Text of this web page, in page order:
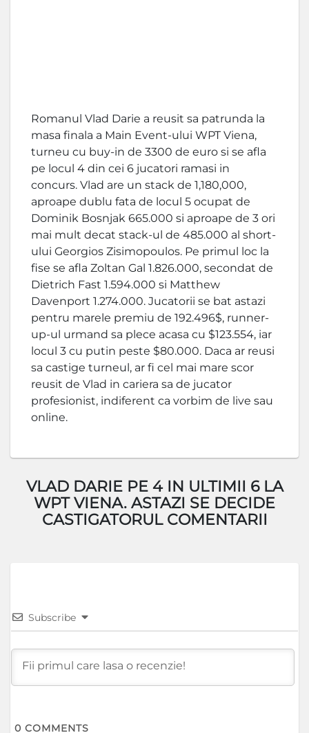
Romanul Vlad Darie a reusit sa patrunda la
masa finala a Main Event-ului WPT Viena,
turneu cu buy-in de 3300 de euro si se afla
pe locul 4 din cei 6 jucatori ramasi in
concurs. Vlad are un stack de 1,180,000,
aproape dublu fata de locul 5 ocupat de
Dominik Bosnjak 665.000 si aproape de 3 ori
mai mult decat stack-ul de 485.000 al short-
ului Georgios Zisimopoulos. Pe primul loc la
fise se afla Zoltan Gal 1.826.000, secondat de
Dietrich Fast 1.594.000 si Matthew
Davenport 1.274.000. Jucatorii se bat astazi
pentru marele premiu de 192.496$, runner-
up-ul urmand sa plece acasa cu $123.554, iar
locul 3 cu putin peste $80.000. Daca ar reusi
sa castige turneul, ar fi cel mai mare scor
reusit de Vlad in cariera sa de jucator
profesionist, indiferent ca vorbim de live sau
online.
VLAD DARIE PE 4 IN ULTIMII 6 LA
WPT VIENA. ASTAZI SE DECIDE
CASTIGATORUL COMENTARII
Subscribe
0 COMMENTS